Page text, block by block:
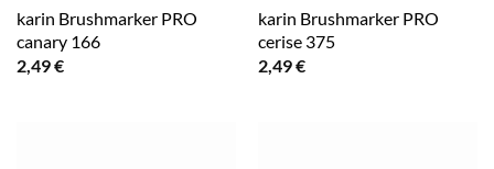
karin Brushmarker PRO
canary 166
2,49€
karin Brushmarker PRO
cerise 375
2,49€